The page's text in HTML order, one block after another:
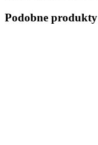
Podobne produkty